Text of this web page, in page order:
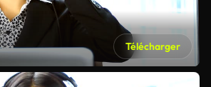
Télécharger